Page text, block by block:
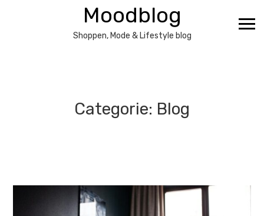
Moodblog
Shoppen, Mode & Lifestyle blog
Categorie: Blog